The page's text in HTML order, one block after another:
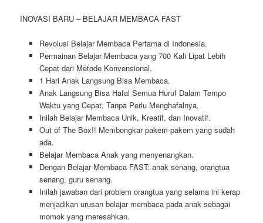
INOVASI BARU – BELAJAR MEMBACA FAST
Revolusi Belajar Membaca Pertama di Indonesia.
Permainan Belajar Membaca yang 700 Kali Lipat Lebih
Cepat dari Metode Konvensional.
1 Hari Anak Langsung Bisa Membaca.
Anak Langsung Bisa Hafal Semua Huruf Dalam Tempo
Waktu yang Cepat, Tanpa Perlu Menghafalnya.
Inilah Belajar Membaca Unik, Kreatif, dan Inovatif.
Out of The Box!! Membongkar pakem-pakem yang sudah
ada.
Belajar Membaca Anak yang menyenangkan.
Dengan Belajar Membaca FAST: anak senang, orangtua
senang, guru senang.
Inilah jawaban dari problem orangtua yang selama ini kerap
menjadikan urusan belajar membaca pada anak sebagai
momok yang meresahkan.